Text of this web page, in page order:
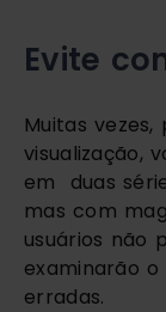
Evite
Muitas
visualização,
em  duas
mas com
usuários não
examinarão
erradas.